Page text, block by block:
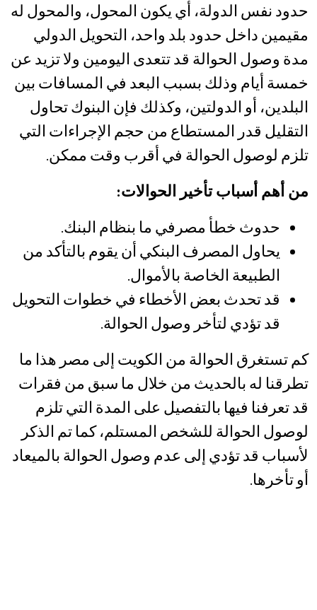
حدود نفس الدولة، أي يكون المحول، والمحول له
مقيمين داخل حدود بلد واحد، التحويلالدولي
مدة وصول الحوالة قد تتعدى اليومين ولا تزيد عن
خمسة أيام وذلك بسبب البعد في المسافات بين
البلدين، أو الدولتين، وكذلك فإن البنوك تحاول
التقليل قدر المستطاع من حجم الإجراءات التي
تلزم لوصول الحوالة في أقرب وقت ممكن.
من أهم أسباب تأخير الحوالات:
حدوث خطأ مصرفي ما بنظام البنك.
يحاول المصرف البنكي أن يقوم بالتأكد من
الطبيعة الخاصة بالأموال.
قد تحدث بعض الأخطاء في خطوات التحويل
قد تؤدي لتأخر وصول الحوالة.
كم تستغرق الحوالة من الكويت إلى مصر هذا ما
تطرقنا له بالحديث من خلال ما سبق من فقرات
قد تعرفنا فيها بالتفصيل على المدة التي تلزم
لوصول الحوالة للشخص المستلم، كما تم الذكر
لأسباب قد تؤدي إلى عدم وصول الحوالة بالميعاد
أو تأخرها.